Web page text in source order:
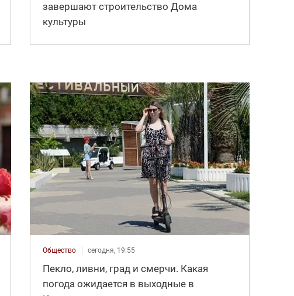
завершают строительство Дома
культуры
Общество сегодня, 19:55
Пекло, ливни, град и смерчи. Какая
погода ожидается в выходные в